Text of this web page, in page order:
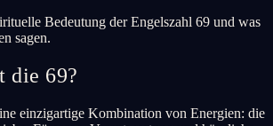
Bedeutung der Engelszahl 69 und was
sagen.
die 69?
einzigartige Kombination von Energien: die